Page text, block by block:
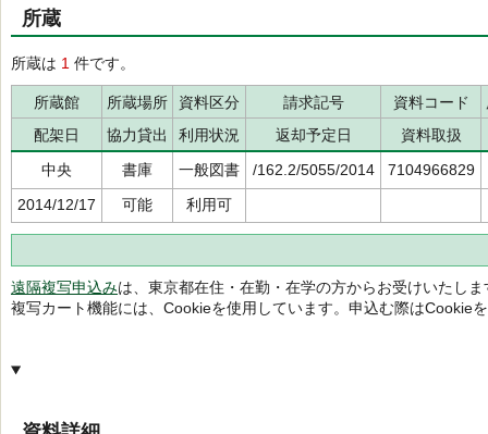
所蔵
所蔵は 1 件です。
所蔵館 所蔵場所 資料区分 請求記号 資料コード
配架日
協力貸出 利用状況 返却予定日
資料取扱
中央
書庫 一般図書 /162.2/5055/2014
7104966829
2014/12/17
可能 利用可
遠隔複写申込みは、東京都在住・在勤・在学の方からお受けいたしま
複写カート機能には、Cookieを使用しています。申込む際はCookie